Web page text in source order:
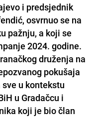
i predsjednik
osvrnuo se na
pažnju, a koji se
2024. godine.
druženja na
pokušaja
u kontekstu
u Gradačcu i
koji je bio član